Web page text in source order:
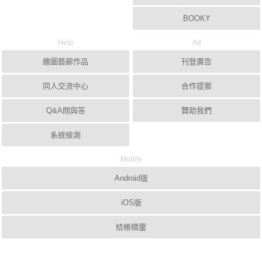
BOOKY
Help
繪圖藝廊作品
同人交流中心
Q&A問與答
系統檢測
Ad
刊登廣告
合作提案
贊助我們
Mobile
Android版
iOS版
結帳精靈